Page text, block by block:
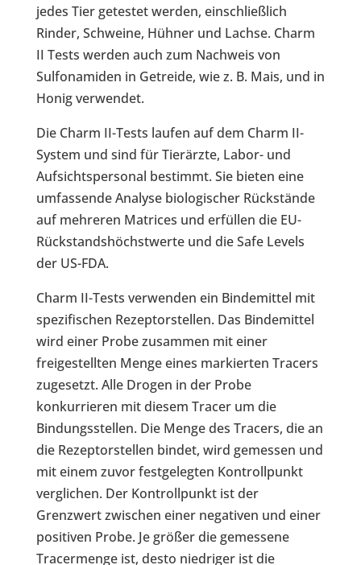
jedes Tier getestet werden, einschließlich
Rinder, Schweine, Hühner und Lachse. Charm
II Tests werden auch zum Nachweis von
Sulfonamiden in Getreide, wie z. B. Mais, und in
Honig verwendet.
Die Charm II-Tests laufen auf dem Charm II-
System und sind für Tierärzte, Labor- und
Aufsichtspersonal bestimmt. Sie bieten eine
umfassende Analyse biologischer Rückstände
auf mehreren Matrices und erfüllen die EU-
Rückstandshöchstwerte und die Safe Levels
der US-FDA.
Charm II-Tests verwenden ein Bindemittel mit
spezifischen Rezeptorstellen. Das Bindemittel
wird einer Probe zusammen mit einer
freigestellten Menge eines markierten Tracers
zugesetzt. Alle Drogen in der Probe
konkurrieren mit diesem Tracer um die
Bindungsstellen. Die Menge des Tracers, die an
die Rezeptorstellen bindet, wird gemessen und
mit einem zuvor festgelegten Kontrollpunkt
verglichen. Der Kontrollpunkt ist der
Grenzwert zwischen einer negativen und einer
positiven Probe. Je größer die gemessene
Tracermenge ist, desto niedriger ist die